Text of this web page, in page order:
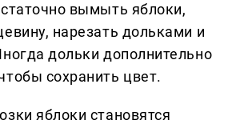
вымыть яблоки,
нарезать дольками и
дольки дополнительно
сохранить цвет.
яблоки становятся